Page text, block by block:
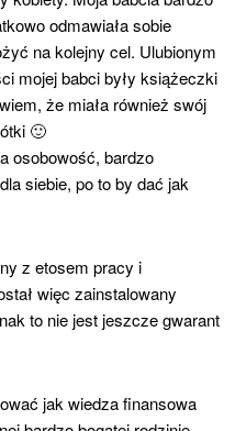
odmawiała sobie
na kolejny cel. Ulubionym
mojej babci były książeczki
że miała również swój
🙂
osobowość, bardzo
siebie, po to by dać jak
z etosem pracy i
więc zainstalowany
to nie jest jeszcze gwarant
jak wiedza finansowa